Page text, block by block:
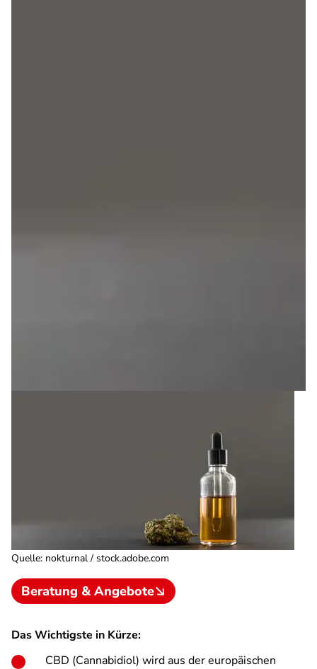
Quelle: nokturnal / stock.adobe.com
Beratung & Angebote
Das Wichtigste in Kürze:
CBD (Cannabidiol) wird aus der europäischen